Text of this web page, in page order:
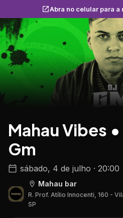
Abra no celular para
Mahau Vibes
Gm
sábado, 4 de julho · 20:00
Mahau bar
R. Prof. Atílio Innocenti, 160 -
SP